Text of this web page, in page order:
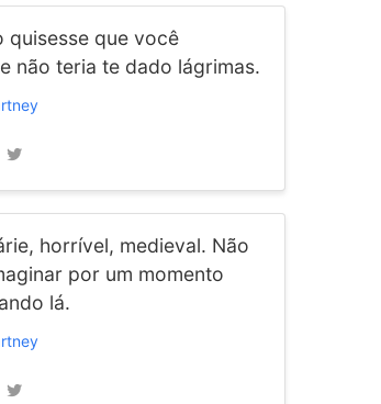
quisesse que você
não teria te dado lágrimas.
horrível, medieval. Não
por um momento
lá.